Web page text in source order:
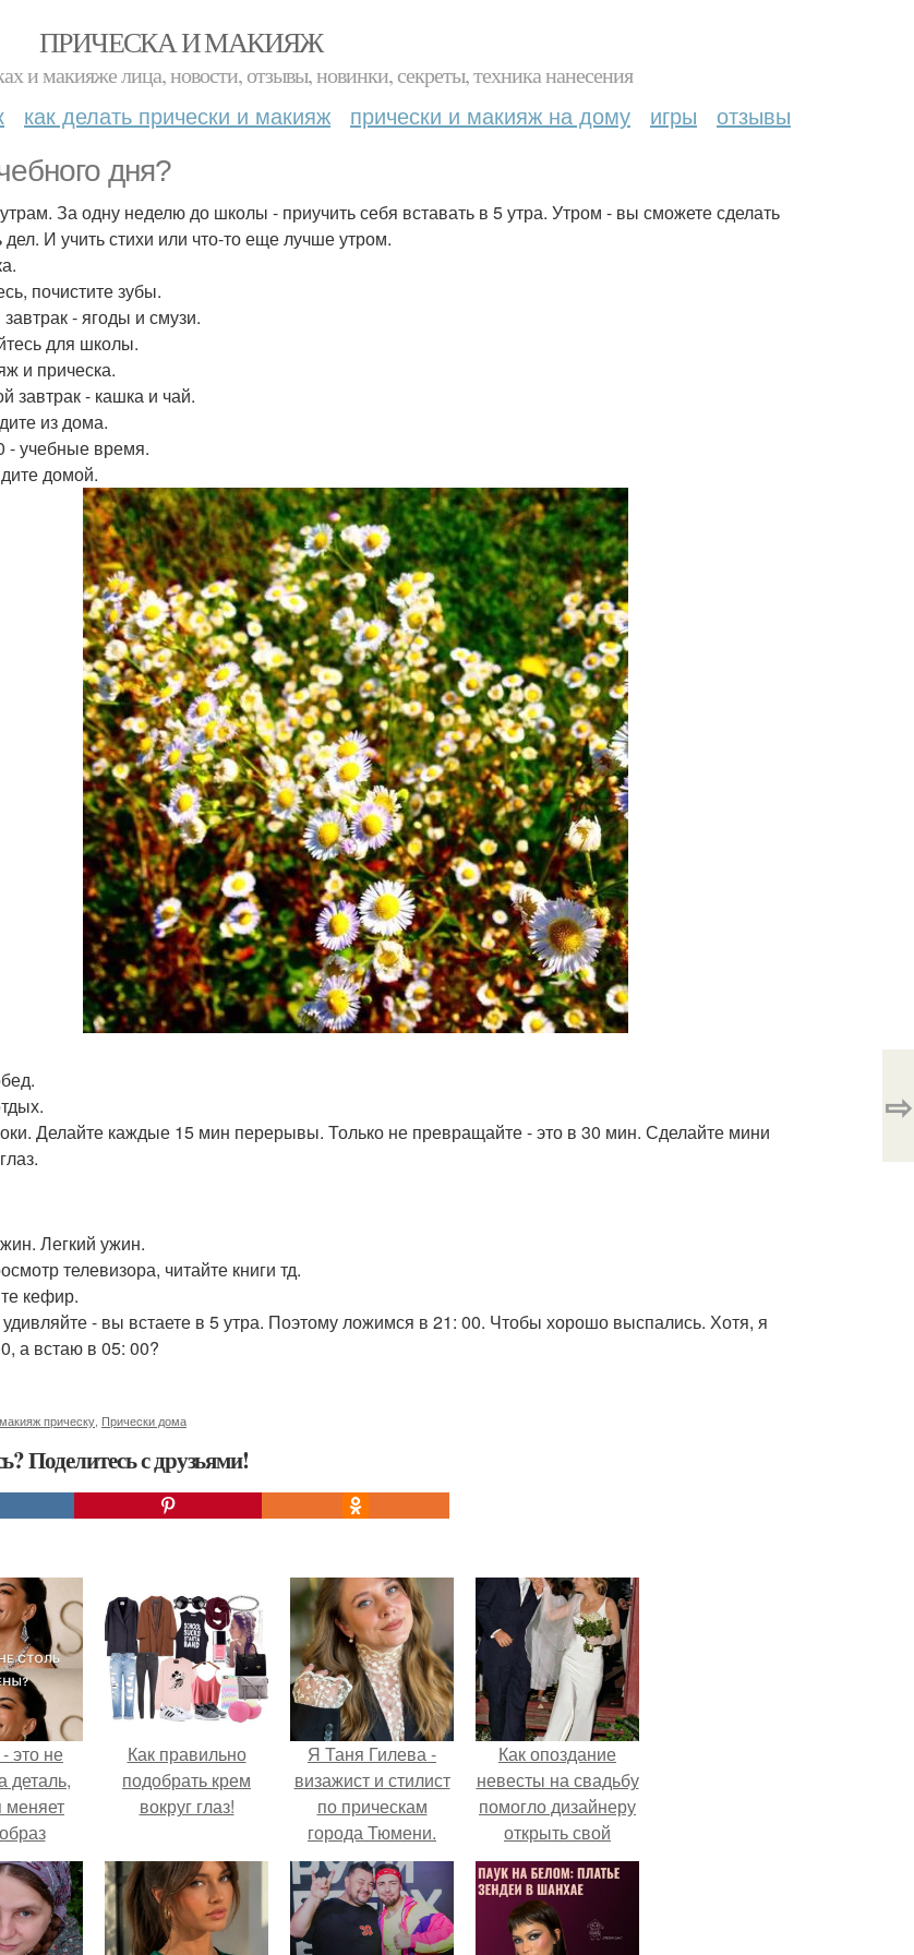
ПРИЧЕСКА И МАКИЯЖ
и макияже лица, новости, отзывы, новинки, секреты, техника нанесения
как делать прически и макияж прически и макияж на дому игры отзывы
дня?
За одну неделю до школы - приучить себя вставать в 5 утра. Утром - вы сможете сделать
дел. И учить стихи или что-то еще лучше утром.
почистите зубы.
- ягоды и смузи.
для школы.
и прическа.
завтрак - кашка и чай.
из дома.
- учебные время.
домой.
Делайте каждые 15 мин перерывы. Только не превращайте - это в 30 мин. Сделайте мини
Легкий ужин.
телевизора, читайте книги тд.
кефир.
- вы встаете в 5 утра. Поэтому ложимся в 21: 00. Чтобы хорошо выспались. Хотя, я
а встаю в 05: 00?
прическу Прически дома
Поделитесь с друзьями!
⇨
это не
деталь,
меняет
Как правильно
подобрать крем
вокруг глаз!
Я Таня Гилева -
визажист и стилист
по прическам
города Тюмени.
Как опоздание
невесты на свадьбу
помогло дизайнеру
открыть свой
бренд.